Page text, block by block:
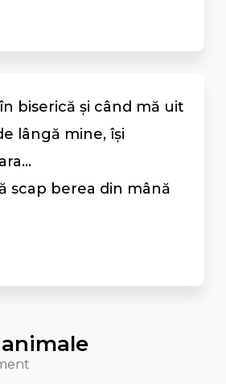
biserică și când mă uit
lângă mine, își
scap berea din mână